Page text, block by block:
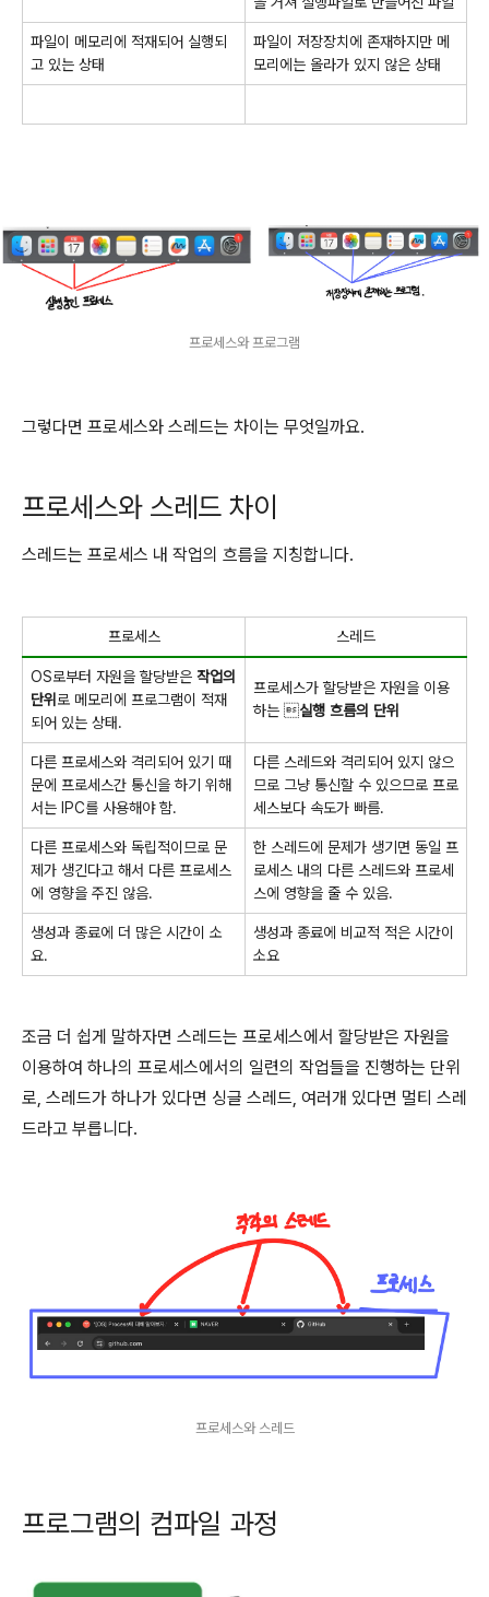
파일이 메모리에 적재되어 실행되
고 있는 상태
파일이 저장장치에 존재하지만 메
모리에는 올라가 있지 않은 상태
프로세스와 프로그램
그렇다면 프로세스와 스레드는 차이는 무엇일까요.
프로세스와 스레드 차이
스레드는 프로세스 내 작업의 흐름을 지칭합니다.
프로세스 스레드
OS로부터 자원을 할당받은 작업의
단위로 메모리에 프로그램이 적재
되어 있는 상태.
프로세스가 할당받은 자원을 이용
하는 실행 흐름의 단위
다른 프로세스와 격리되어 있기 때
문에 프로세스간 통신을 하기 위해
서는 IPC를 사용해야 함.
다른 스레드와 격리되어 있지 않으
므로 그냥 통신할 수 있으므로 프로
세스보다 속도가 빠름.
다른 프로세스와 독립적이므로 문
제가 생긴다고 해서 다른 프로세스
에 영향을 주진 않음.
한 스레드에 문제가 생기면 동일 프
로세스 내의 다른 스레드와 프로세
스에 영향을 줄 수 있음.
생성과 종료에 더 많은 시간이 소
요.
생성과 종료에 비교적 적은 시간이
소요
조금 더 쉽게 말하자면 스레드는 프로세스에서 할당받은 자원을
이용하여 하나의 프로세스에서의 일련의 작업들을 진행하는 단위
로, 스레드가 하나가 있다면 싱글 스레드, 여러개 있다면 멀티 스레
드라고 부릅니다.
프로세스와 스레드
프로그램의 컴파일 과정